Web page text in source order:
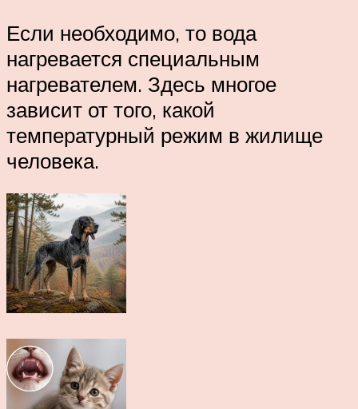
Если необходимо, то вода
нагревается специальным
нагревателем. Здесь многое
зависит от того, какой
температурный режим в жилище
человека.